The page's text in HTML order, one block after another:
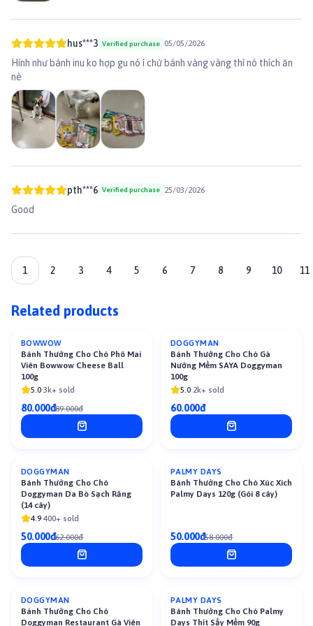
hus***3 Verified purchase 05/05/2026
Hình như bánh inu ko hợp gu nó í chứ bánh vàng vàng thì nó thích ăn
nè
pth***6 Verified purchase 25/03/2026
Good
1 2 3 4 5 6 7 8 9 10 11
Related products
-10%
BOWWOW
Bánh Thưởng Cho Chó Phô Mai
Viên Bowwow Cheese Ball
100g
5.0·3k+ sold
80.000đ89.000đ
DOGGYMAN
Bánh Thưởng Cho Chó Gà
Nướng Mềm SAYA Doggyman
100g
5.0·2k+ sold
60.000đ
-19%
DOGGYMAN
Bánh Thưởng Cho Chó
Doggyman Da Bò Sạch Răng
(14 cây)
4.9·400+ sold
50.000đ62.000đ
-14%
PALMY DAYS
Bánh Thưởng Cho Chó Xúc Xích
Palmy Days 120g (Gói 8 cây)
50.000đ58.000đ
-13%
DOGGYMAN
Bánh Thưởng Cho Chó
Doggyman Restaurant Gà Viên
-13%
PALMY DAYS
Bánh Thưởng Cho Chó Palmy
Days Thịt Sấy Mềm 90g